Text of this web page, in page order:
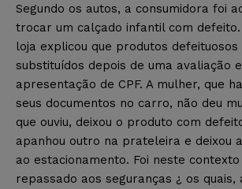
Segundo os autos, a consumidora foi
trocar um calçado infantil com
loja explicou que produtos
substituídos depois de uma avaliação
apresentação de CPF. A mulher, que
seus documentos no carro, não deu
que ouviu, deixou o produto com
apanhou outro na prateleira e deixou
ao estacionamento. Foi neste
repassado aos seguranças ¿ os quais,